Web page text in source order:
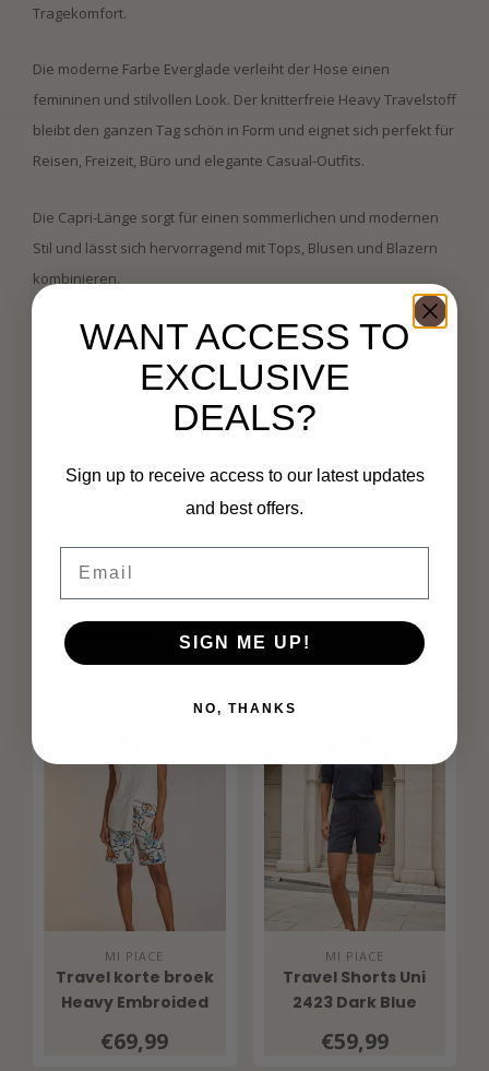
Tragekomfort.
Die moderne Farbe Everglade verleiht der Hose einen
femininen und stilvollen Look. Der knitterfreie Heavy Travelstoff
bleibt den ganzen Tag schön in Form und eignet sich perfekt für
Reisen, Freizeit, Büro und elegante Casual-Outfits.
Die Capri-Länge sorgt für einen sommerlichen und modernen
Stil und lässt sich hervorragend mit Tops, Blusen und Blazern
kombinieren.
Eigenschaften:
Marke: MI PIACE
Modell: Heavy Travel Capri Hose 202820
Farbe: Everglade
Capri-Modell
Komfortable Stretchqualität
Knitterfrei und atmungsaktiv
Ideal für Reisen und Alltag
Moderne feminine Passform
Material: 84% Polyamid, 16% Elasthan
Eigenschaften
MI PIACE
Travel korte broek
Heavy Embroided
Multicolour
€69,99
MI PIACE
Travel Shorts Uni
2423 Dark Blue
€59,99
WANT ACCESS TO
EXCLUSIVE
DEALS?
Sign up to receive access to our latest updates
and best offers.
SIGN ME UP!
NO, THANKS